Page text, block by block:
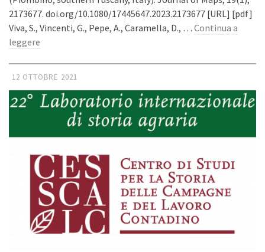
2173677. doi.org/10.1080/17445647.2023.2173677 [URL] [pdf]
Viva, S., Vincenti, G., Pepe, A., Caramella, D., … Continua a
leggere
12 OTTOBRE 2021